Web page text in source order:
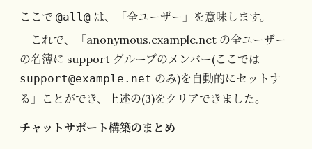
ここで @all@ は、「全ユーザー」を意味します。
これで、「anonymous.example.net の全ユーザー
の名簿に support グループのメンバー(ここでは
support@example.net のみ)を自動的にセットす
る」ことができ、上述の(3)をクリアできました。
チャットサポート構築のまとめ